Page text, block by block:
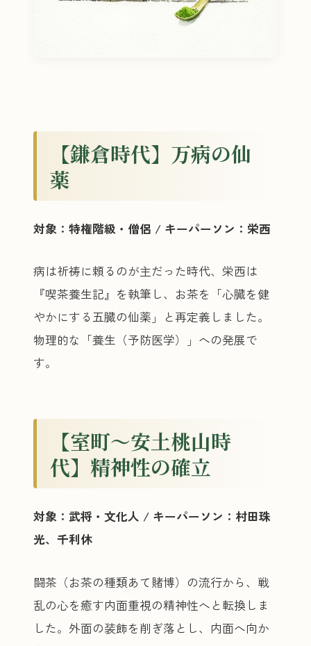
【鎌倉時代】万病の仙
薬
対象：特権階級・僧侶 / キーパーソン：栄西
病は祈祷に頼るのが主だった時代、栄西は
『喫茶養生記』を執筆し、お茶を「心臓を健
やかにする五臓の仙薬」と再定義しました。
物理的な「養生（予防医学）」への発展で
す。
【室町〜安土桃山時
代】精神性の確立
対象：武将・文化人 / キーパーソン：村田珠
光、千利休
闘茶（お茶の種類あて賭博）の流行から、戦
乱の心を癒す内面重視の精神性へと転換しま
した。外面の装飾を削ぎ落とし、内面へ向か